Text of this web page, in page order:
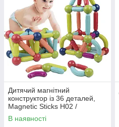
Дитячий магнітний
конструктор із 36 деталей,
Magnetic Sticks H02 /
Конструктор-брусочки на
магнітах для дітей
В наявності